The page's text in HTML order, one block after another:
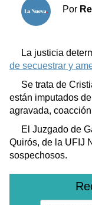
Suplementos
Por
La justicia
de secuestrar y
Se trata de
están imputados
agravada,
El Juzgado de
Quirós, de la UFIJ
sospechosos.